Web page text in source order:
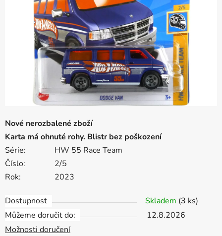
Nové nerozbalené zboží
Karta má ohnuté rohy. Blistr bez poškození
Série:
HW 55 Race Team
Číslo:
2/5
Rok:
2023
Dostupnost Skladem (3 ks)
Můžeme doručit do:
12.8.2026
Možnosti doručení